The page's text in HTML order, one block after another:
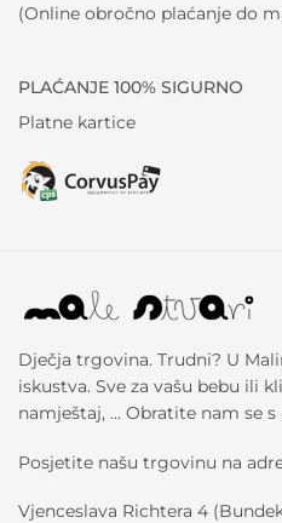
(Online obročno plaćanje do
PLAĆANJE 100% SIGURNO
Platne kartice
Dječja trgovina. Trudni? U
iskustva. Sve za vašu bebu ili
namještaj, … Obratite nam se
Posjetite našu trgovinu na
Vjenceslava Richtera 4